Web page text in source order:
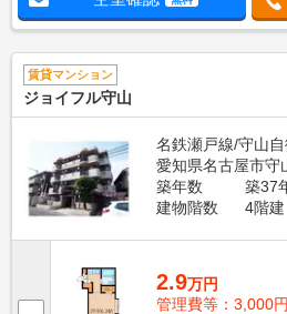
賃貸マンション
ジョイフル守山
名鉄瀬戸線/守山
愛知県名古屋市守
築年数
築37
建物階数
4階建
2.9万円
管理費等：3,000円